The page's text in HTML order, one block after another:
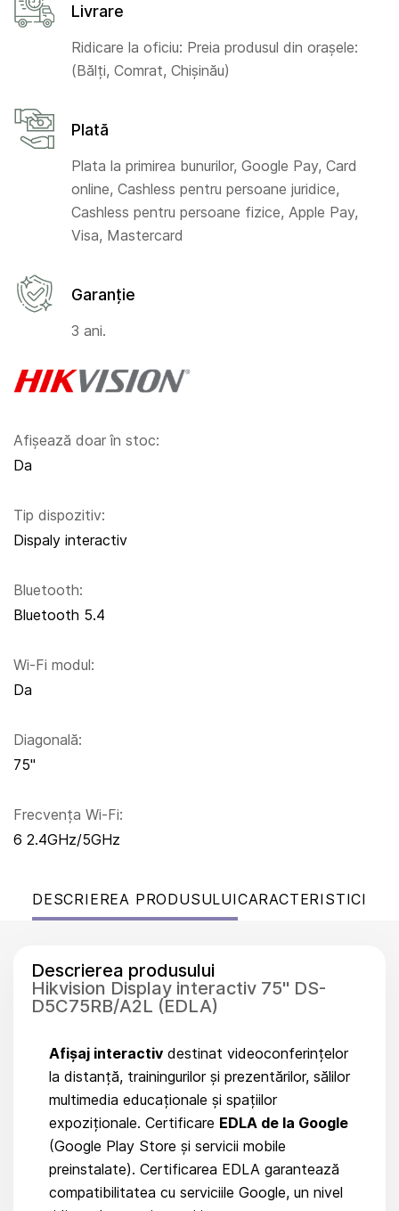
Afișează doar în stoc:
Da
Tip dispozitiv:
Dispaly interactiv
Bluetooth:
Bluetooth 5.4
Wi-Fi modul:
Da
Diagonală:
75"
Frecvența Wi-Fi:
6 2.4GHz/5GHz
Livrare
Ridicare la oficiu: Preia produsul din orașele:
(Bălți, Comrat, Chișinău)
Plată
Plata la primirea bunurilor, Google Pay, Card
online, Cashless pentru persoane juridice,
Cashless pentru persoane fizice, Apple Pay,
Visa, Mastercard
Garanție
3 ani.
DESCRIEREA PRODUSULUICARACTERISTICI
Descrierea produsului
Hikvision Display interactiv 75" DS-
D5C75RB/A2L (EDLA)
Afișaj interactiv destinat videoconferințelor
la distanță, trainingurilor și prezentărilor, sălilor
multimedia educaționale și spațiilor
expoziționale. Certificare EDLA de la Google
(Google Play Store și servicii mobile
preinstalate). Certificarea EDLA garantează
compatibilitatea cu serviciile Google, un nivel